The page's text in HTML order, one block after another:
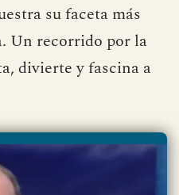
su faceta más
Un recorrido por la
divierte y fascina a